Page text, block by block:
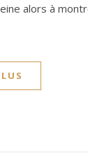
alors à